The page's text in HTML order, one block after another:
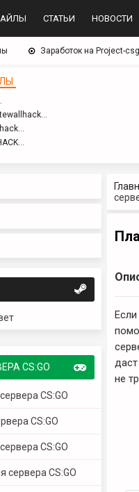
СТАТЬИ НОВОСТИ
Заработок на Project-
CS:GO
CS:GO
CS:GO
CS:GO
сервера CS:GO
не